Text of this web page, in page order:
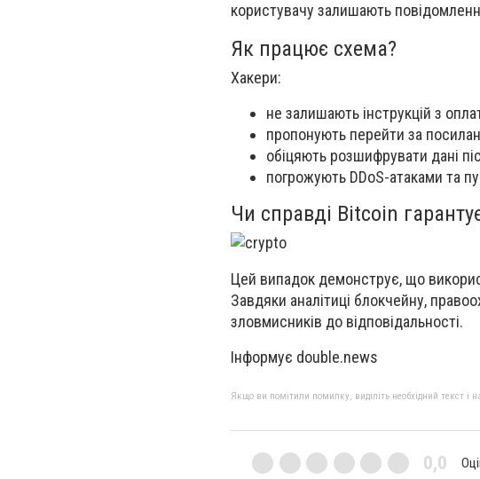
користувачу залишають
Як працює схема?
Хакери:
не залишають інструкцій з
пропонують перейти за
обіцяють розшифрувати дані
погрожують DDoS-атаками та
Чи справді Bitcoin
Цей випадок демонструє, що
Завдяки аналітиці блокчейну,
зловмисників до відповідальності.
Інформує double.news
Якщо ви помітили помилку, виділіть необхідний текст і
0,0